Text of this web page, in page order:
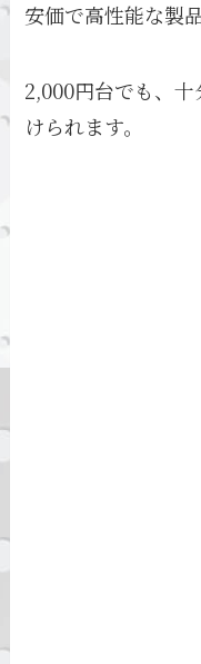
安価で高性能な製
2,000円台でも、
けられます。